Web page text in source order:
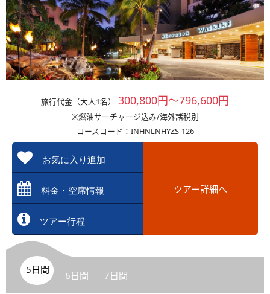
旅行代金（大人1名） 300,800円～796,600円
※燃油サーチャージ込み/海外諸税別
コースコード：INHNLNHYZS-126
お気に入り追加
料金・空席情報
ツアー行程
ツアー詳細へ
5日間 6日間 7日間